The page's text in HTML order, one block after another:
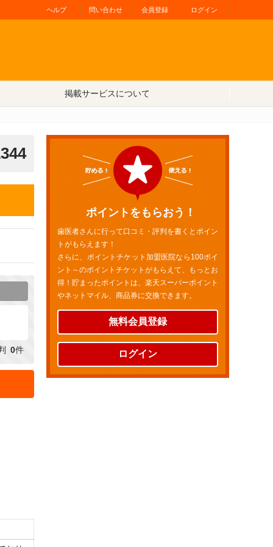
ヘルプ 問い合わせ 会員登録 ログイン
掲載サービスについて
0件
ポイントをもらおう！
歯医者さんに行って口コミ・評判を書くとポイン
トがもらえます！
さらに、ポイントチケット加盟医院なら100ポイ
ント～のポイントチケットがもらえて、もっとお
得！貯まったポイントは、楽天スーパーポイント
やネットマイル、商品券に交換できます。
無料会員登録
ログイン